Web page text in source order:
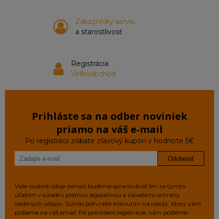
Zákaznícky servis
a starostlivosť
Registrácia
Veľkoobchod
Prihláste sa na odber noviniek
priamo na váš e‑mail
Po registrácii získate zľavový kupón v hodnote 5€
Odoberať
Vaše osobné údaje (email) budeme spracovávať len za týmto
účelom v súlade s platnou legislatívou a zásadami ochrany
osobných údajov. Súhlas potvrdíte kliknutím na odkaz, ktorý vám
pošleme na váš email. Po potvrdení registrácie, vám pošleme